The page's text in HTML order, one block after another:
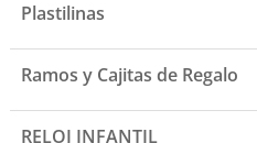
Plastilinas
Ramos y Cajitas de Regalo
RELOJ INFANTIL